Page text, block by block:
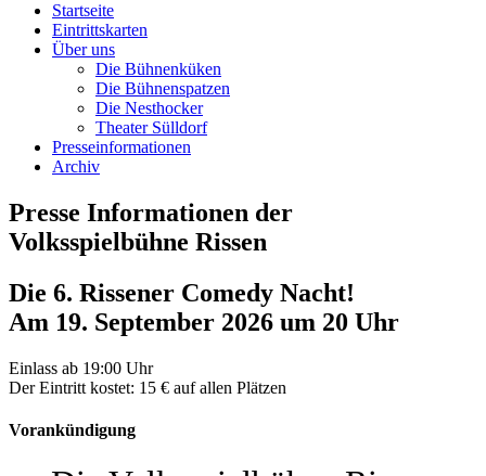
Startseite
Eintrittskarten
Über uns
Die Bühnenküken
Die Bühnenspatzen
Die Nesthocker
Theater Sülldorf
Presseinformationen
Archiv
Presse Informationen der
Volksspielbühne Rissen
Die 6. Rissener Comedy Nacht!
Am 19. September 2026 um 20 Uhr
Einlass ab 19:00 Uhr
Der Eintritt kostet: 15 € auf allen Plätzen
Vorankündigung